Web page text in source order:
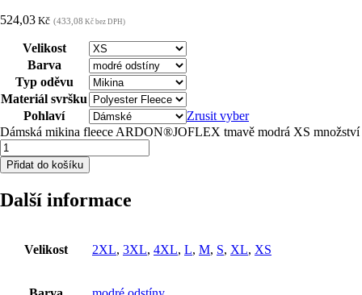
524,03 Kč (433,08 Kč bez DPH)
Velikost
Barva
Typ oděvu
Materiál svršku
Pohlaví
Zrusit vyber
Dámská mikina fleece ARDON®JOFLEX tmavě modrá XS množství
Přidat do košíku
Další informace
Velikost 2XL, 3XL, 4XL, L, M, S, XL, XS